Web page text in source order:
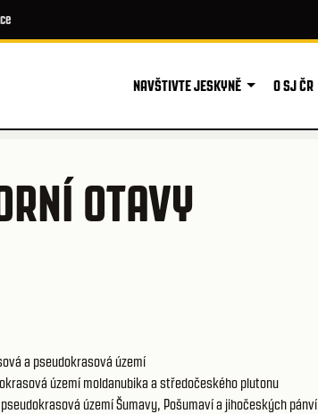
NAVŠTIVTE JESKYNĚ O SJ ČR
OTAVY
a pseudokrasová území
území moldanubika a středočeského plutonu
území Šumavy, Pošumaví a jihočeských pánví